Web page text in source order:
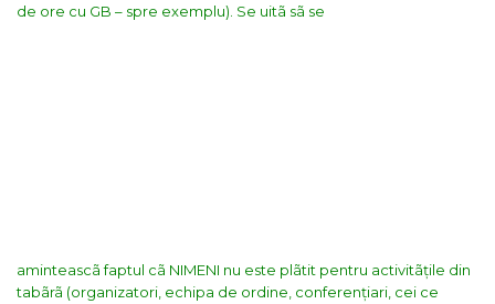
de ore cu GB – spre exemplu). Se uitã sã se
aminteascã faptul cã NIMENI nu este plãtit pentru activitãțile din
tabãrã (organizatori, echipa de ordine, conferențiari, cei ce